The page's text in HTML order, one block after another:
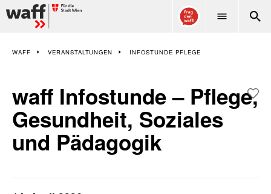
WAFF VERANSTALTUNGEN INFOSTUNDE PFLEGE
waff Infostunde – Pflege,
Gesundheit, Soziales
und Pädagogik